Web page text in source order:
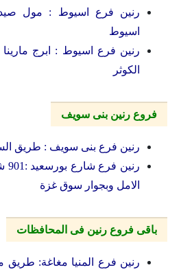
رنين فرع اسيوط : مول
اسيوط
رنين فرع اسيوط : ابرج
الكوثر
فروع رنين بنى سويف
رنين فرع بنى سويف : طريق
الامل وبجوار سوق غزة
باقى فروع رنين فى المحافظات
رنين فرع المنيا مغاغة: